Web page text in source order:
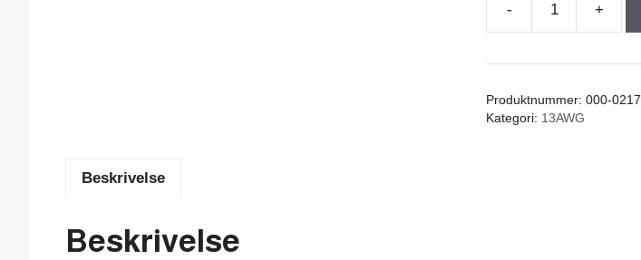
-
Coil
+/-3%
+
Produktnummer:000-0217
Kategori: 13AWG
Beskrivelse
Beskrivelse